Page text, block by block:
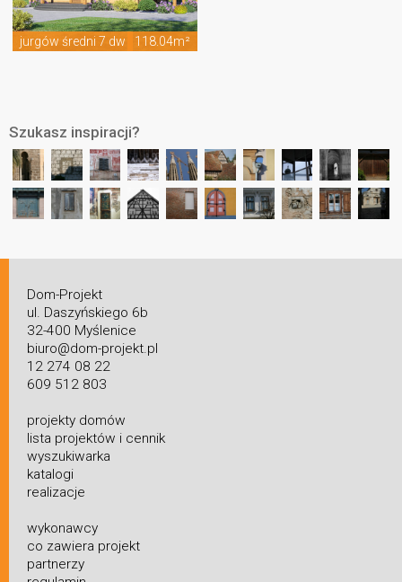
jurgów średni 7 dw 118.04m²
Szukasz inspiracji?
Dom-Projekt
ul. Daszyńskiego 6b
32-400 Myślenice
biuro@dom-projekt.pl
12 274 08 22
609 512 803
projekty domów
lista projektów i cennik
wyszukiwarka
katalogi
realizacje
wykonawcy
co zawiera projekt
partnerzy